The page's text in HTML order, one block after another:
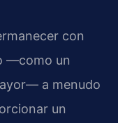
con
—como un
a menudo
un